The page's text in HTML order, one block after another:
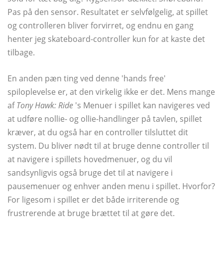
Pas på den sensor. Resultatet er selvfølgelig, at spillet
og controlleren bliver forvirret, og endnu en gang
henter jeg skateboard-controller kun for at kaste det
tilbage.
En anden pæn ting ved denne 'hands free'
spiloplevelse er, at den virkelig ikke er det. Mens mange
afTony Hawk: Ride 's Menuer i spillet kan navigeres ved
at udføre nollie- og ollie-handlinger på tavlen, spillet
kræver, at du også har en controller tilsluttet dit
system. Du bliver nødt til at bruge denne controller til
at navigere i spillets hovedmenuer, og du vil
sandsynligvis også bruge det til at navigere i
pausemenuer og enhver anden menu i spillet. Hvorfor?
For ligesom i spillet er det både irriterende og
frustrerende at bruge brættet til at gøre det.